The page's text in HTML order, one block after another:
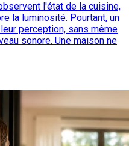
l'état de la cuisine,
la luminosité. Pourtant, un
perception, sans même
sonore. Une maison ne